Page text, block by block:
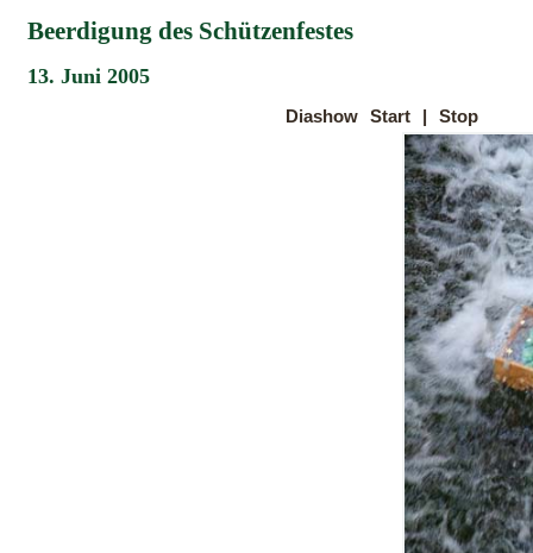
Beerdigung des Schützenfestes
13. Juni 2005
Diashow Start Stop